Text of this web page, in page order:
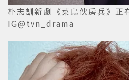
朴志訓新劇《菜鳥伙房兵》正
IG@tvn_drama